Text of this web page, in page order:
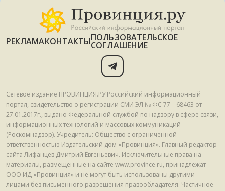
РЕКЛАМАКОНТАКТЫПОЛЬЗОВАТЕЛЬСКОЕ
СОГЛАШЕНИЕ
Сетевое издание ПРОВИНЦИЯ.РУ Российский информационный
портал, свидетельство о регистрации СМИ ЭЛ № ФС 77 – 68463 от
27.01.2017г., выдано Федеральной службой по надзору в сфере связи,
информационных технологий и массовых коммуникаций
(Роскомнадзор). Учредитель: Общество с ограниченной
ответственностью Издательский дом «Провинция». Главный редактор
сайта Лифанцев Дмитрий Евгеньевич. Исключительные права на
материалы, размещенные на сайте www.province.ru, принадлежат
ООО ИД «Провинция» и не могут быть использованы другими
лицами без письменного разрешения правообладателя. Частичное